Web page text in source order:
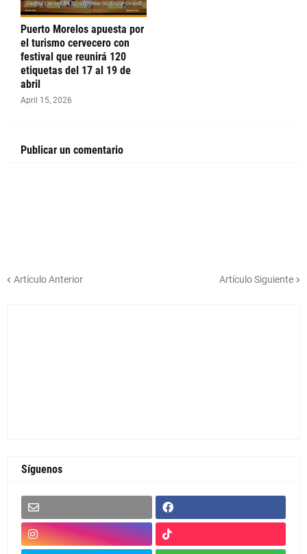
Puerto Morelos apuesta por
el turismo cervecero con
festival que reunirá 120
etiquetas del 17 al 19 de
abril
April 15, 2026
Publicar un comentario
Artículo Anterior Artículo Siguiente
Síguenos